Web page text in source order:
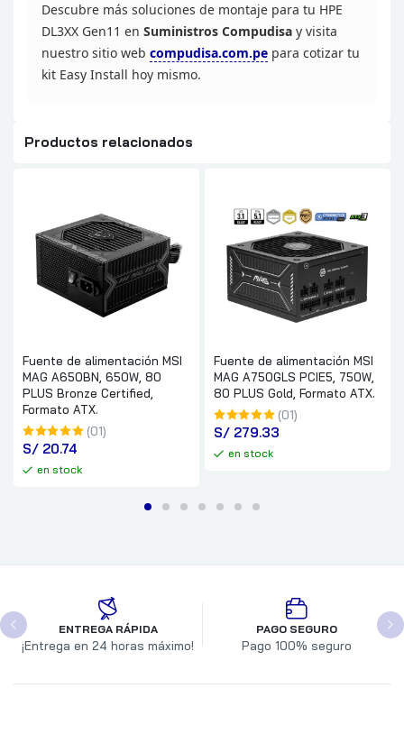
Descubre más soluciones de montaje para tu HPE
DL3XX Gen11 en Suministros Compudisa y visita
nuestro sitio web compudisa.com.pe para cotizar tu
kit Easy Install hoy mismo.
Productos relacionados
Fuente de alimentación MSI
MAG A650BN, 650W, 80
PLUS Bronze Certified,
Formato ATX.
(01)
S/ 20.74
en stock
Fuente de alimentación MSI
MAG A750GLS PCIE5, 750W,
80 PLUS Gold, Formato ATX.
(01)
S/ 279.33
en stock
ENTREGA RÁPIDA
¡Entrega en 24 horas máximo!
PAGO SEGURO
Pago 100% seguro